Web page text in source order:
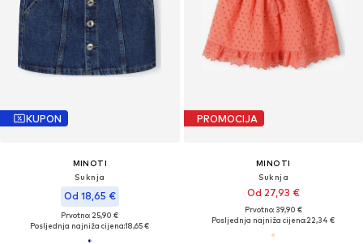
KUPON
MINOTI
Suknja
Od 18,65 €
Prvotno: 25,90 €
Posljednja najniža cijena:18,65 €
PROMOCIJA
MINOTI
Suknja
Od 27,93 €
Prvotno: 39,90 €
Posljednja najniža cijena:22,34 €